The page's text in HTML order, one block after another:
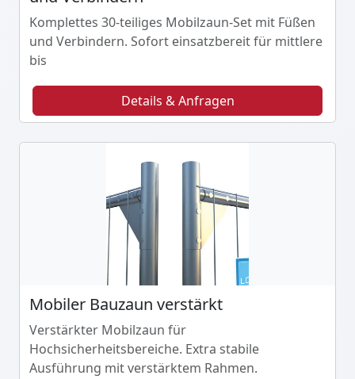
Komplettes 30-teiliges Mobilzaun-Set mit Füßen
und Verbindern. Sofort einsatzbereit für mittlere
bis
Details & Anfragen
Mobiler Bauzaun verstärkt
Verstärkter Mobilzaun für
Hochsicherheitsbereiche. Extra stabile
Ausführung mit verstärktem Rahmen.